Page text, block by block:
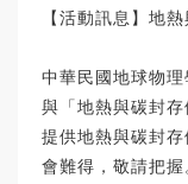
【活動訊息】地
中華民國地球物
與「地熱與碳封
提供地熱與碳封
會難得，敬請把握